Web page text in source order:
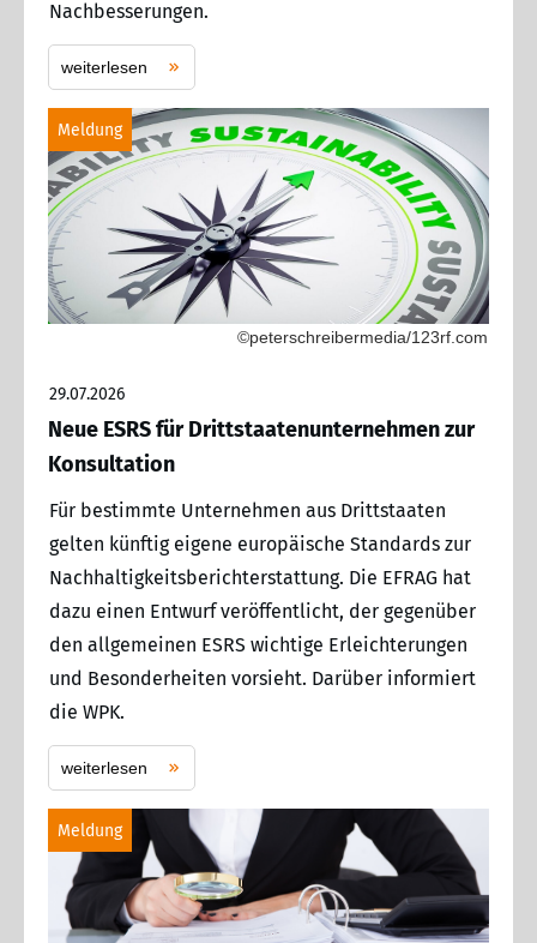
Nachbesserungen.
weiterlesen
Meldung
©peterschreibermedia/123rf.com
29.07.2026
Neue ESRS für Drittstaatenunternehmen zur
Konsultation
Für bestimmte Unternehmen aus Drittstaaten
gelten künftig eigene europäische Standards zur
Nachhaltigkeitsberichterstattung. Die EFRAG hat
dazu einen Entwurf veröffentlicht, der gegenüber
den allgemeinen ESRS wichtige Erleichterungen
und Besonderheiten vorsieht. Darüber informiert
die WPK.
weiterlesen
Meldung